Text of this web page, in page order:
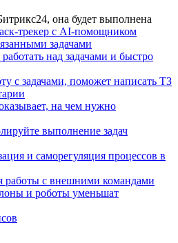
она будет выполнена
трекер с AI-помощником
задачами
над задачами и быстро
с задачами, поможет написать ТЗ
на чем нужно
выполнение задач
и саморегуляция процессов в
работы с внешними командами
и роботы уменьшат